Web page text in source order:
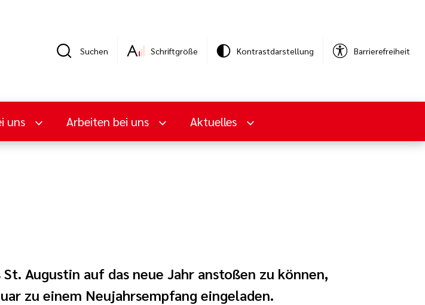
Suchen Schriftgröße Kontrastdarstellung Barrierefreiheit
uns Arbeiten bei uns Aktuelles
Augustin auf das neue Jahr anstoßen zu können,
zu einem Neujahrsempfang eingeladen.